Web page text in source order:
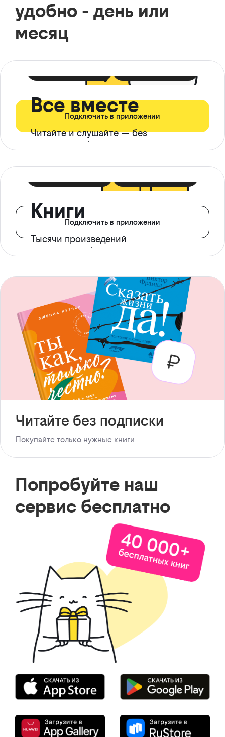
удобно - день или
месяц
Все вместе
Читайте и слушайте — без
ограничений*
Подключить в приложении
Книги
Тысячи произведений
с доступом офлайн
Подключить в приложении
Читайте без подписки
Покупайте только нужные книги
Попробуйте наш
сервис бесплатно